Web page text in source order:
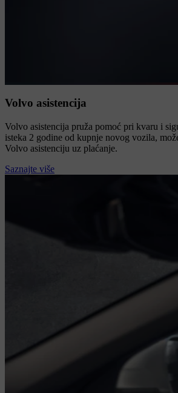
Volvo asistencija
Volvo asistencija pruža pomoć pri kvaru i
isteka 2 godine od kupnje novog vozila,
Volvo asistenciju uz plaćanje.
Saznajte više